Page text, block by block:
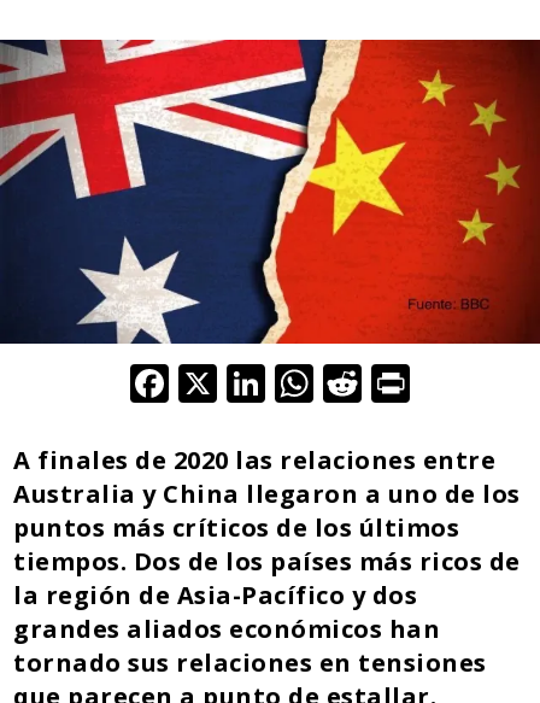
F
e
b
o
o
k
X Li
k
e
dI
n
W
at
s
A
p
p
R
d
di
t
t
A finales de 2020 las relaciones entre
Australia y China llegaron a uno de los
puntos más críticos de los últimos
tiempos. Dos de los países más ricos de
la región de Asia-Pacífico y dos
grandes aliados económicos han
tornado sus relaciones en tensiones